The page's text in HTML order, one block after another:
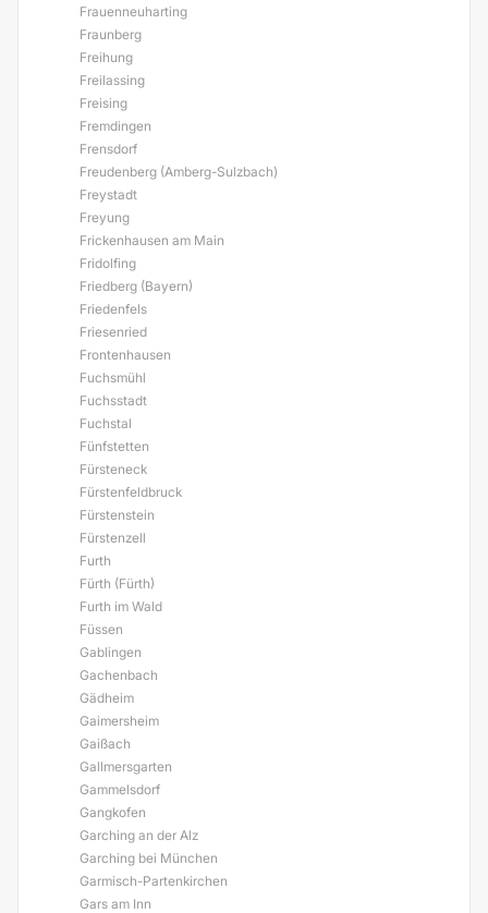
Frauenneuharting
Fraunberg
Freihung
Freilassing
Freising
Fremdingen
Frensdorf
Freudenberg (Amberg-Sulzbach)
Freystadt
Freyung
Frickenhausen am Main
Fridolfing
Friedberg (Bayern)
Friedenfels
Friesenried
Frontenhausen
Fuchsmühl
Fuchsstadt
Fuchstal
Fünfstetten
Fürsteneck
Fürstenfeldbruck
Fürstenstein
Fürstenzell
Furth
Fürth (Fürth)
Furth im Wald
Füssen
Gablingen
Gachenbach
Gädheim
Gaimersheim
Gaißach
Gallmersgarten
Gammelsdorf
Gangkofen
Garching an der Alz
Garching bei München
Garmisch-Partenkirchen
Gars am Inn